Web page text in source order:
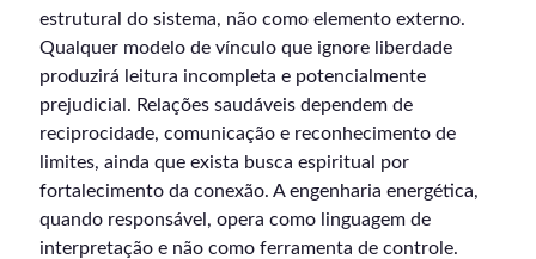
estrutural do sistema, não como elemento externo.
Qualquer modelo de vínculo que ignore liberdade
produzirá leitura incompleta e potencialmente
prejudicial. Relações saudáveis dependem de
reciprocidade, comunicação e reconhecimento de
limites, ainda que exista busca espiritual por
fortalecimento da conexão. A engenharia energética,
quando responsável, opera como linguagem de
interpretação e não como ferramenta de controle.